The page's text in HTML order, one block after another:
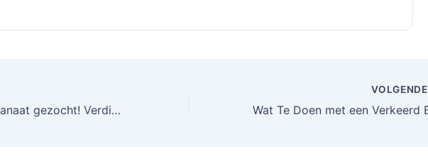
Instagram fanaat gezocht! Verdien tot 2500 euro PER MAAND!
VOLGENDE